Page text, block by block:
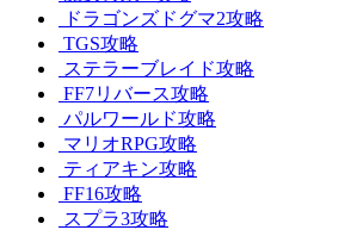
ドラゴンズドグマ2攻略
TGS攻略
ステラーブレイド攻略
FF7リバース攻略
パルワールド攻略
マリオRPG攻略
ティアキン攻略
FF16攻略
スプラ3攻略